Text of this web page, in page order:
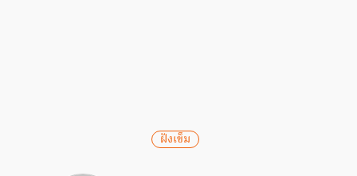
ฝังเข็ม